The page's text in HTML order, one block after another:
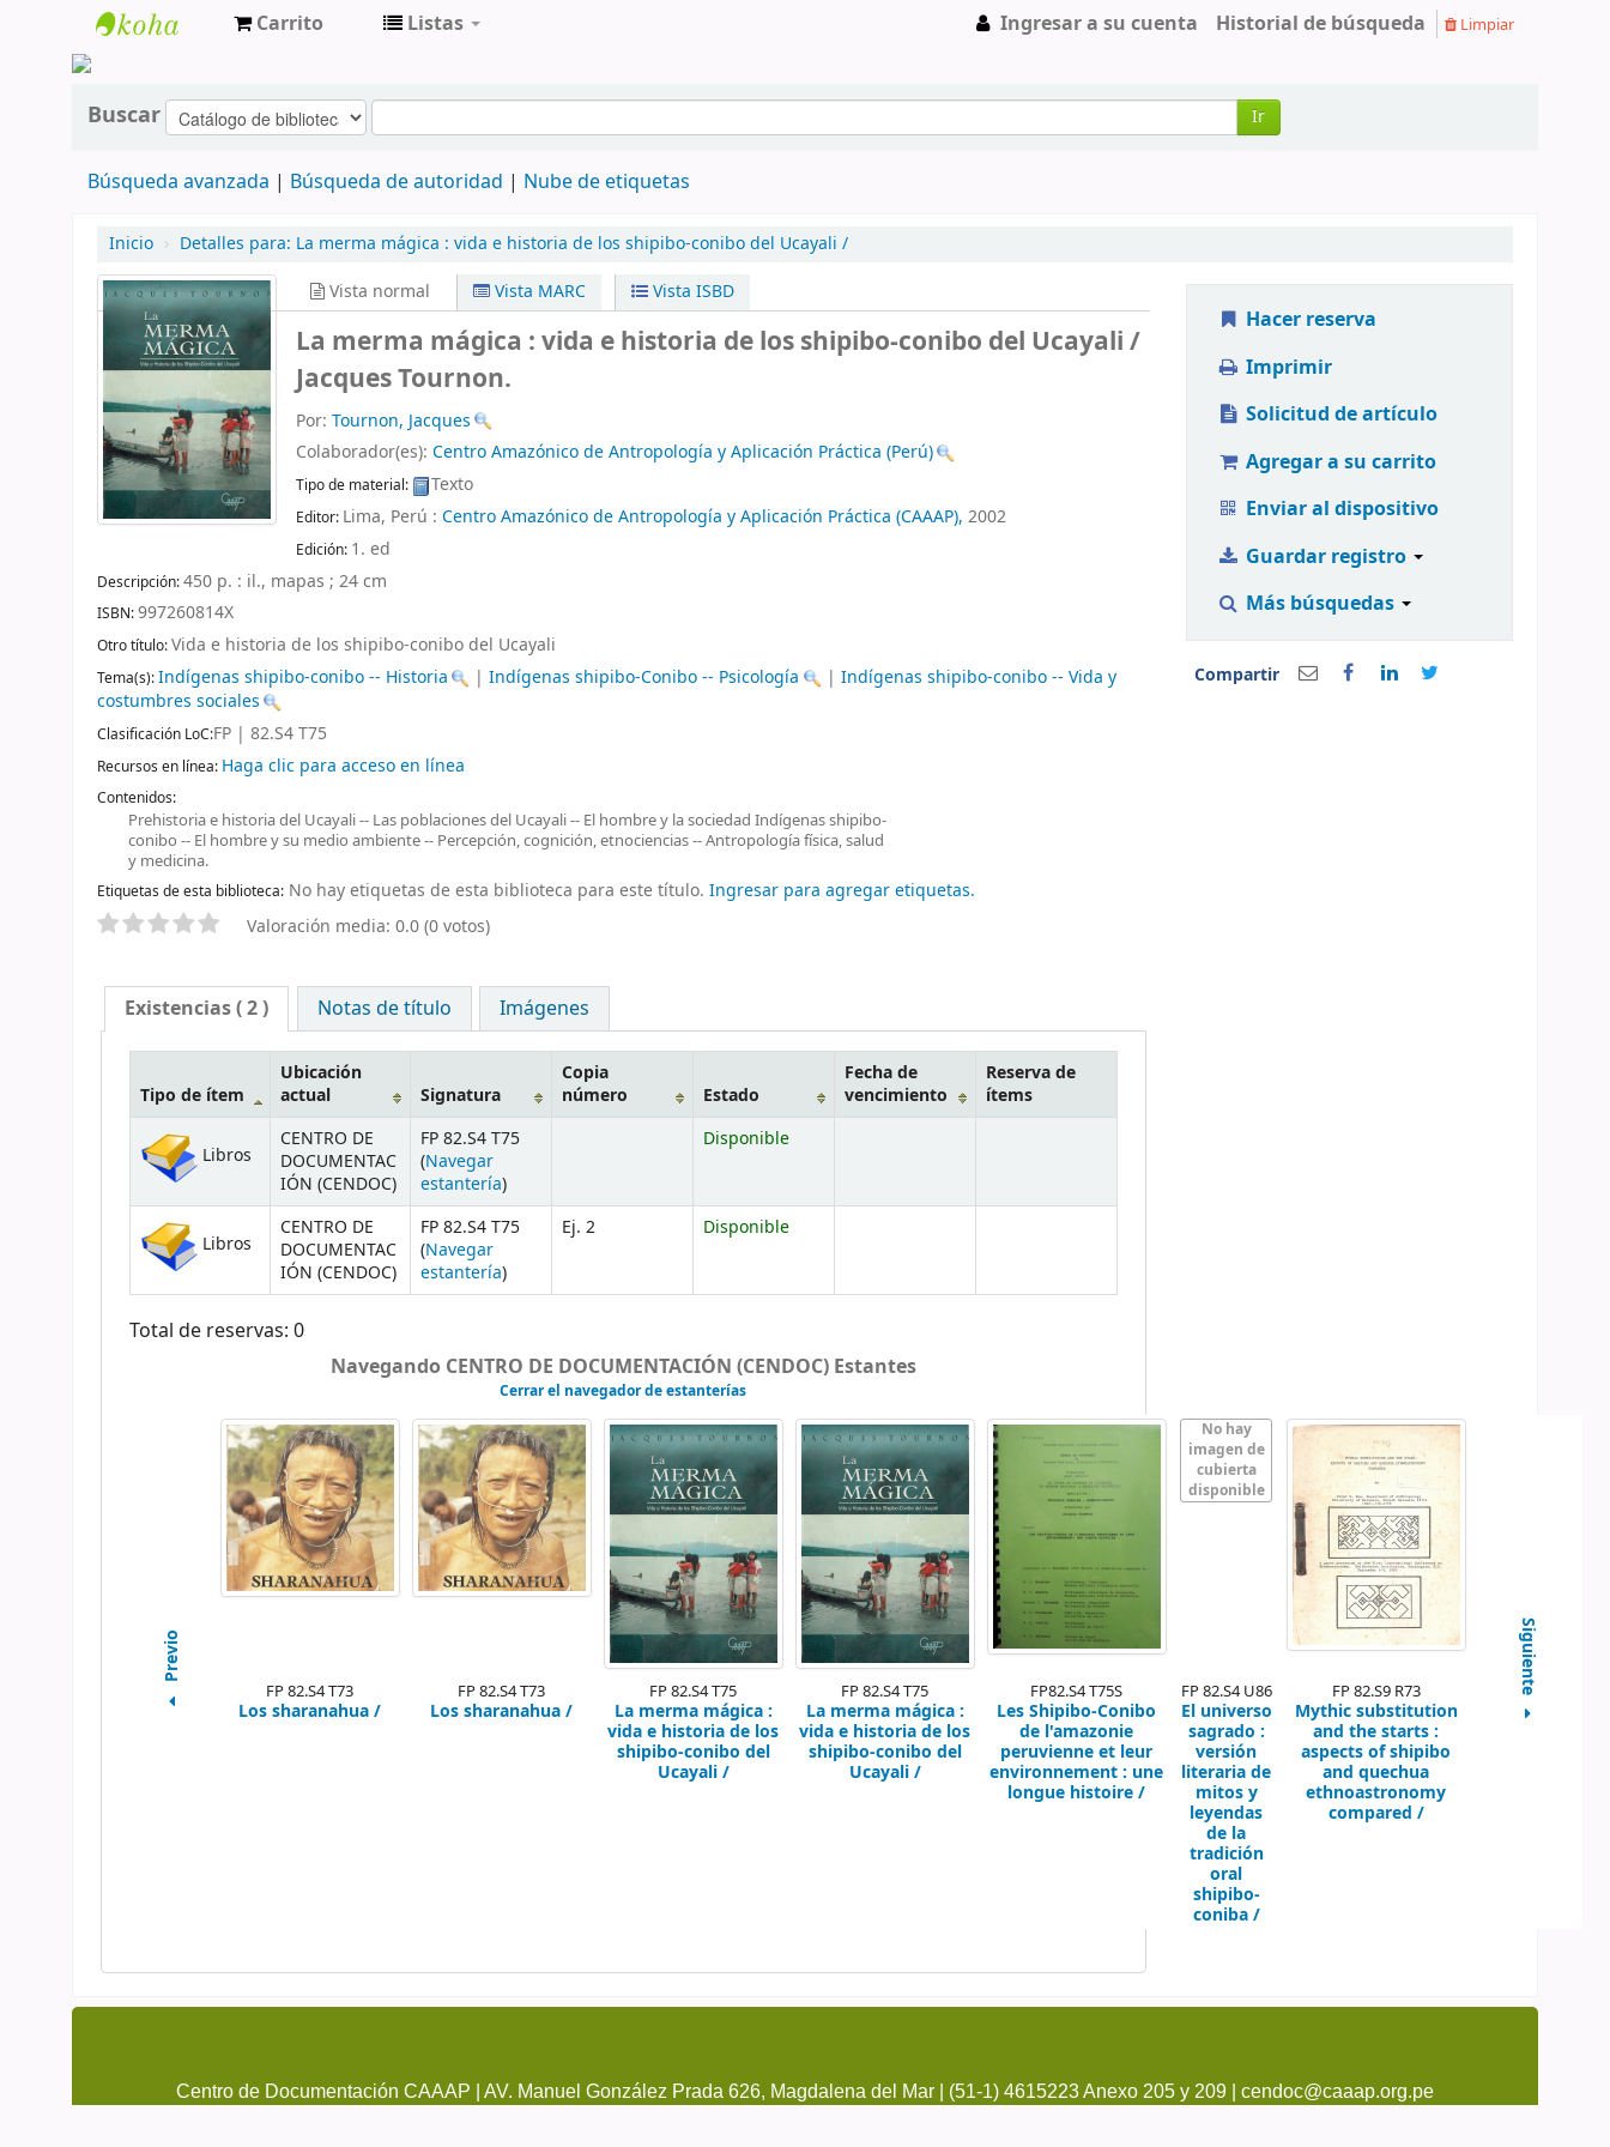
Carrito Listas Ingresar a su cuenta Historial de búsqueda Limpiar
Buscar Ir
Búsqueda avanzada Búsqueda de autoridad Nube de etiquetas
Inicio › Detalles para: La merma mágica : vida e historia de los shipibo-conibo del Ucayali /
Vista normal
Vista MARC Vista ISBD
La merma mágica : vida e historia de los shipibo-conibo del Ucayali /
Jacques Tournon.
Por: Tournon, Jacques
Colaborador(es): Centro Amazónico de Antropología y Aplicación Práctica (Perú)
Tipo de material: Texto
Editor: Lima, Perú : Centro Amazónico de Antropología y Aplicación Práctica (CAAAP), 2002
Edición: 1. ed
Descripción:450 p. : il., mapas ; 24 cm
ISBN:997260814X
Otro título:Vida e historia de los shipibo-conibo del Ucayali
Tema(s):Indígenas shipibo-conibo -- Historia |Indígenas shipibo-Conibo -- Psicología | Indígenas shipibo-conibo -- Vida y
costumbres sociales
Clasificación LoC:FP | 82.S4 T75
Recursos en línea: Haga clic para acceso en línea
Contenidos:
Prehistoria e historia del Ucayali -- Las poblaciones del Ucayali -- El hombre y la sociedad Indígenas shipibo-
conibo -- El hombre y su medio ambiente -- Percepción, cognición, etnociencias -- Antropología física, salud
y medicina.
Etiquetas de esta biblioteca: No hay etiquetas de esta biblioteca para este título. Ingresar para agregar etiquetas.
Valoración media: 0.0 (0 votos)
Existencias( 2 ) Notas de título Imágenes
Tipo de ítem
Ubicación
actual
Signatura
Copia
número
Estado
Fecha de
vencimiento
Reserva de
ítems
Libros
CENTRO DE
DOCUMENTAC
IÓN (CENDOC)
FP 82.S4 T75
(Navegar
estantería)
Disponible
Libros
CENTRO DE
DOCUMENTAC
IÓN (CENDOC)
FP 82.S4 T75
(Navegar
estantería)
Ej. 2 Disponible
Total de reservas: 0
Navegando CENTRO DE DOCUMENTACIÓN (CENDOC) Estantes
Cerrar el navegador de estanterías
Previo
No hay
imagen de
cubierta
disponible
Siguiente
FP 82.S4 T73
Los sharanahua /
FP 82.S4 T73
Los sharanahua /
FP 82.S4 T75
La merma mágica :
vida e historia de los
shipibo-conibo del
Ucayali /
FP 82.S4 T75
La merma mágica :
vida e historia de los
shipibo-conibo del
Ucayali /
FP82.S4 T75S
Les Shipibo-Conibo
de l'amazonie
peruvienne et leur
environnement : une
longue histoire /
FP 82.S4 U86
El universo
sagrado :
versión
literaria de
mitos y
leyendas
de la
tradición
oral
shipibo-
coniba /
FP 82.S9 R73
Mythic substitution
and the starts :
aspects of shipibo
and quechua
ethnoastronomy
compared /
Hacer reserva
Imprimir
Solicitud de artículo
Agregar a su carrito
Enviar al dispositivo
Guardar registro
Más búsquedas
Compartir
Centro de Documentación CAAAP | AV. Manuel González Prada 626, Magdalena del Mar | (51-1) 4615223 Anexo 205 y 209 | cendoc@caaap.org.pe